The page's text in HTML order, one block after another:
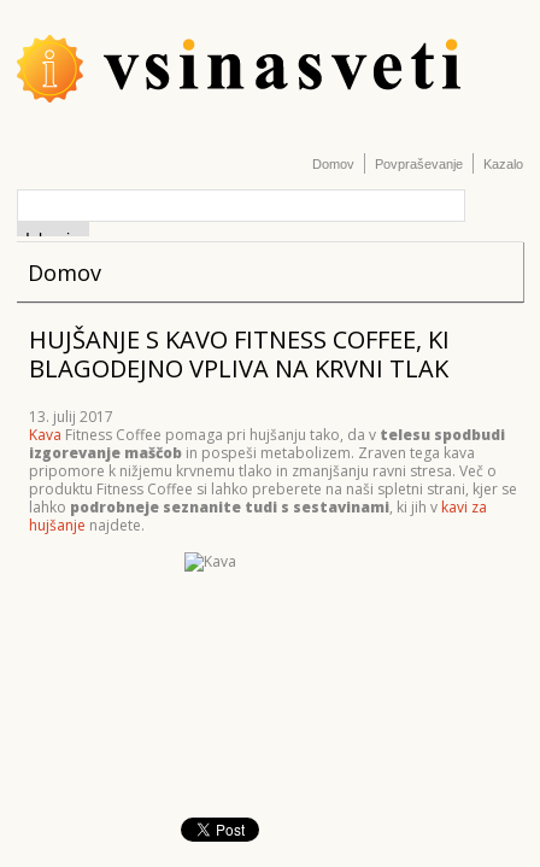
Domov Povpraševanje Kazalo
Domov
HUJŠANJE S KAVO FITNESS COFFEE, KI
BLAGODEJNO VPLIVA NA KRVNI TLAK
13. julij 2017
Kava Fitness Coffee pomaga pri hujšanju tako, da v telesu spodbudi
izgorevanje maščob in pospeši metabolizem. Zraven tega kava
pripomore k nižjemu krvnemu tlako in zmanjšanju ravni stresa. Več o
produktu Fitness Coffee si lahko preberete na naši spletni strani, kjer se
lahko podrobneje seznanite tudi s sestavinami, ki jih v kavi za
hujšanje najdete.